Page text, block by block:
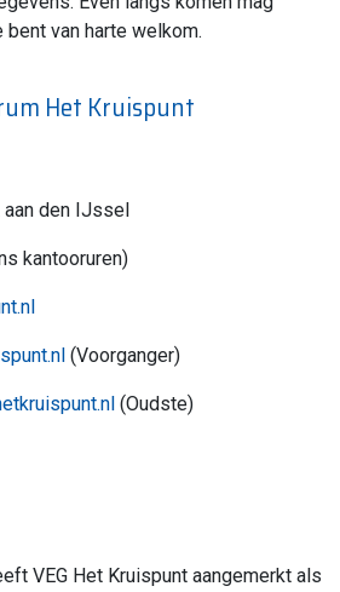
van harte welkom.
Het Kruispunt
den IJssel
kantooruren)
(Voorganger)
(Oudste)
VEG Het Kruispunt aangemerkt als